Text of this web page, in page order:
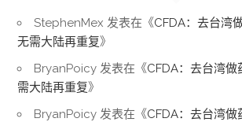
StephenMex 发表在《CFDA：去台湾
无需大陆再重复》
BryanPoicy 发表在《CFDA：去台湾
需大陆再重复》
BryanPoicy 发表在《CFDA：去台湾